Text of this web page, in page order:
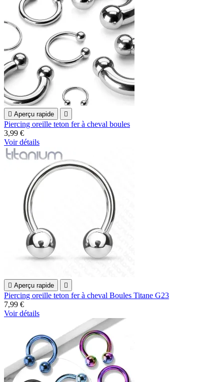
 Aperçu rapide 
Piercing oreille teton fer à cheval boules
3,99 €
Voir détails
 Aperçu rapide 
Piercing oreille teton fer à cheval Boules Titane G23
7,99 €
Voir détails